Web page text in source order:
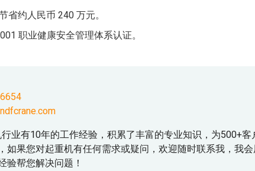
省约人民币 240 万元。
职业健康安全管理体系认证。
业有10年的工作经验，积累了丰富的专业知识，为500+客
如果您对起重机有任何需求或疑问，欢迎随时联系我，我
验帮您解决问题！